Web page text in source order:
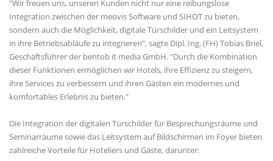
"Wir freuen uns, unseren Kunden nicht nur eine reibungslose
Integration zwischen der meovis Software und SIHOT zu bieten,
sondern auch die Möglichkeit, digitale Türschilder und ein Leitsystem
in ihre Betriebsabläufe zu integrieren", sagte Dipl. Ing. (FH) Tobias Briel,
Geschäftsführer der bentob it media GmbH. "Durch die Kombination
dieser Funktionen ermöglichen wir Hotels, ihre Effizienz zu steigern,
ihre Services zu verbessern und ihren Gästen ein modernes und
komfortables Erlebnis zu bieten."
Die Integration der digitalen Türschilder für Besprechungsräume und
Seminarräume sowie das Leitsystem auf Bildschirmen im Foyer bieten
zahlreiche Vorteile für Hoteliers und Gäste, darunter: